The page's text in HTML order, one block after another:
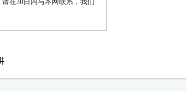
在30日内与本网联系，我们